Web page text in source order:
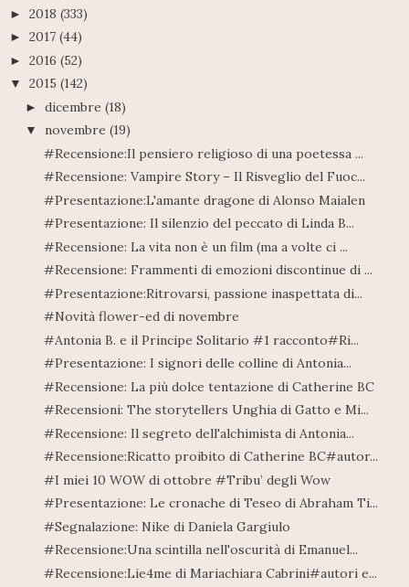
► 2018 (333)
► 2017 (44)
► 2016 (52)
▼ 2015 (142)
► dicembre (18)
▼ novembre (19)
#Recensione:Il pensiero religioso di una poetessa ...
#Recensione: Vampire Story – Il Risveglio del Fuoc...
#Presentazione:L'amante dragone di Alonso Maialen
#Presentazione: Il silenzio del peccato di Linda B...
#Recensione: La vita non è un film (ma a volte ci ...
#Recensione: Frammenti di emozioni discontinue di ...
#Presentazione:Ritrovarsi, passione inaspettata di...
#Novità flower-ed di novembre
#Antonia B. e il Principe Solitario #1 racconto#Ri...
#Presentazione: I signori delle colline di Antonia...
#Recensione: La più dolce tentazione di Catherine BC
#Recensioni: The storytellers Unghia di Gatto e Mi...
#Recensione: Il segreto dell'alchimista di Antonia...
#Recensione:Ricatto proibito di Catherine BC#autor...
#I miei 10 WOW di ottobre #Tribu’ degli Wow
#Presentazione: Le cronache di Teseo di Abraham Ti...
#Segnalazione: Nike di Daniela Gargiulo
#Recensione:Una scintilla nell'oscurità di Emanuel...
#Recensione:Lie4me di Mariachiara Cabrini#autori e...